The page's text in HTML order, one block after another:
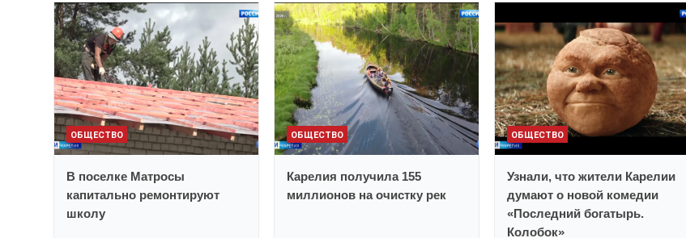
ОБЩЕСТВО
В поселке Матросы
капитально ремонтируют
школу
ОБЩЕСТВО
Карелия получила 155
миллионов на очистку рек
ОБЩЕСТВО
Узнали, что жители Карелии
думают о новой комедии
«Последний богатырь.
Колобок»